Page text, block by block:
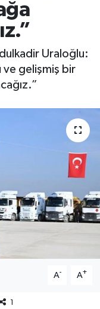
Uraloğlu:
ve gelişmiş bir
A- A+
1